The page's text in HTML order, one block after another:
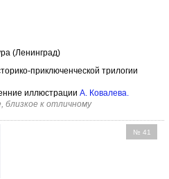
(Ленинград)
приключенческой трилогии
иллюстрации А. Ковалева.
близкое к отличному
№ 41